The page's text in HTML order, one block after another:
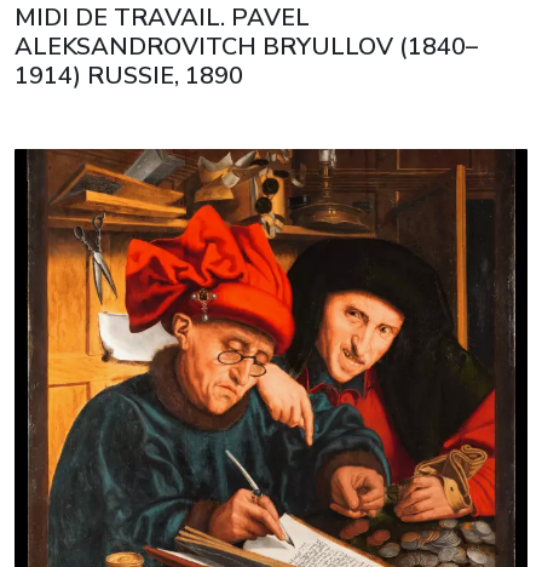
MIDI DE TRAVAIL. PAVEL
ALEKSANDROVITCH BRYULLOV (1840–
1914) RUSSIE, 1890